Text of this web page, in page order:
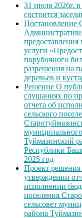
31 июля 2026г.
состоится
Постановление
услуги
порубочного
разрешения на
деревьев и
Решение О
слушаниях по
отчета об
сельского
Туймазинский
Республики
2025 год
Проект
утверждении
исполнении
поселения
сельсовет
района